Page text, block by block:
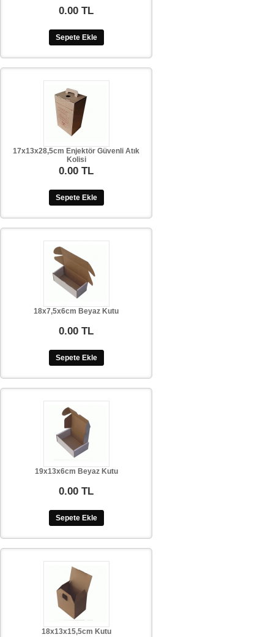
0.00 TL
Sepete Ekle
17x13x28,5cm Enjektör Güvenli Atık
Kolisi
0.00 TL
Sepete Ekle
18x7,5x6cm Beyaz Kutu
0.00 TL
Sepete Ekle
19x13x6cm Beyaz Kutu
0.00 TL
Sepete Ekle
18x13x15,5cm Kutu